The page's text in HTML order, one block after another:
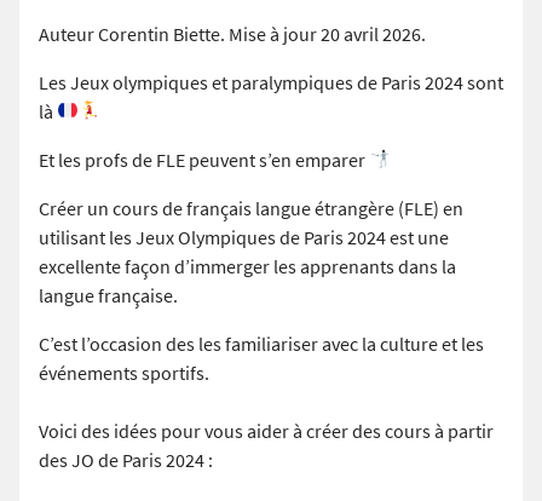
Auteur Corentin Biette. Mise à jour 20 avril 2026.
Les Jeux olympiques et paralympiques de Paris 2024 sont
là
Et les profs de FLE peuvent s’en emparer
Créer un cours de français langue étrangère (FLE) en
utilisant les Jeux Olympiques de Paris 2024 est une
excellente façon d’immerger les apprenants dans la
langue française.
C’est l’occasion des les familiariser avec la culture et les
événements sportifs.
Voici des idées pour vous aider à créer des cours à partir
des JO de Paris 2024 :